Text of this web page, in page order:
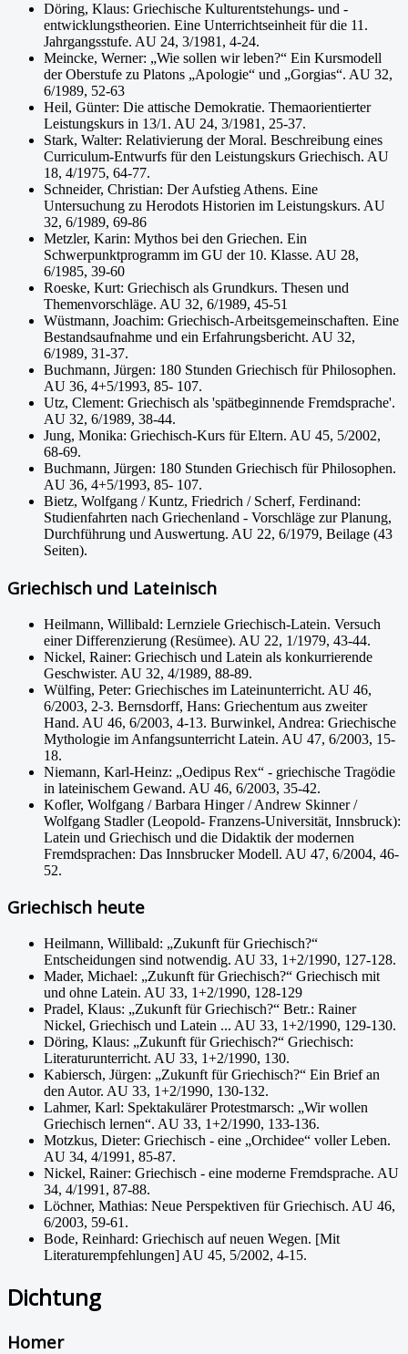
Döring, Klaus: Griechische Kulturentstehungs- und -
entwicklungstheorien. Eine Unterrichtseinheit für die 11.
Jahrgangsstufe. AU 24, 3/1981, 4-24.
Meincke, Werner: „Wie sollen wir leben?“ Ein Kursmodell
der Oberstufe zu Platons „Apologie“ und „Gorgias“. AU 32,
6/1989, 52-63
Heil, Günter: Die attische Demokratie. Themaorientierter
Leistungskurs in 13/1. AU 24, 3/1981, 25-37.
Stark, Walter: Relativierung der Moral. Beschreibung eines
Curriculum-Entwurfs für den Leistungskurs Griechisch. AU
18, 4/1975, 64-77.
Schneider, Christian: Der Aufstieg Athens. Eine
Untersuchung zu Herodots Historien im Leistungskurs. AU
32, 6/1989, 69-86
Metzler, Karin: Mythos bei den Griechen. Ein
Schwerpunktprogramm im GU der 10. Klasse. AU 28,
6/1985, 39-60
Roeske, Kurt: Griechisch als Grundkurs. Thesen und
Themenvorschläge. AU 32, 6/1989, 45-51
Wüstmann, Joachim: Griechisch-Arbeitsgemeinschaften. Eine
Bestandsaufnahme und ein Erfahrungsbericht. AU 32,
6/1989, 31-37.
Buchmann, Jürgen: 180 Stunden Griechisch für Philosophen.
AU 36, 4+5/1993, 85- 107.
Utz, Clement: Griechisch als 'spätbeginnende Fremdsprache'.
AU 32, 6/1989, 38-44.
Jung, Monika: Griechisch-Kurs für Eltern. AU 45, 5/2002,
68-69.
Buchmann, Jürgen: 180 Stunden Griechisch für Philosophen.
AU 36, 4+5/1993, 85- 107.
Bietz, Wolfgang / Kuntz, Friedrich / Scherf, Ferdinand:
Studienfahrten nach Griechenland - Vorschläge zur Planung,
Durchführung und Auswertung. AU 22, 6/1979, Beilage (43
Seiten).
Griechisch und Lateinisch
Heilmann, Willibald: Lernziele Griechisch-Latein. Versuch
einer Differenzierung (Resümee). AU 22, 1/1979, 43-44.
Nickel, Rainer: Griechisch und Latein als konkurrierende
Geschwister. AU 32, 4/1989, 88-89.
Wülfing, Peter: Griechisches im Lateinunterricht. AU 46,
6/2003, 2-3. Bernsdorff, Hans: Griechentum aus zweiter
Hand. AU 46, 6/2003, 4-13. Burwinkel, Andrea: Griechische
Mythologie im Anfangsunterricht Latein. AU 47, 6/2003, 15-
18.
Niemann, Karl-Heinz: „Oedipus Rex“ - griechische Tragödie
in lateinischem Gewand. AU 46, 6/2003, 35-42.
Kofler, Wolfgang / Barbara Hinger / Andrew Skinner /
Wolfgang Stadler (Leopold- Franzens-Universität, Innsbruck):
Latein und Griechisch und die Didaktik der modernen
Fremdsprachen: Das Innsbrucker Modell. AU 47, 6/2004, 46-
52.
Griechisch heute
Heilmann, Willibald: „Zukunft für Griechisch?“
Entscheidungen sind notwendig. AU 33, 1+2/1990, 127-128.
Mader, Michael: „Zukunft für Griechisch?“ Griechisch mit
und ohne Latein. AU 33, 1+2/1990, 128-129
Pradel, Klaus: „Zukunft für Griechisch?“ Betr.: Rainer
Nickel, Griechisch und Latein ... AU 33, 1+2/1990, 129-130.
Döring, Klaus: „Zukunft für Griechisch?“ Griechisch:
Literaturunterricht. AU 33, 1+2/1990, 130.
Kabiersch, Jürgen: „Zukunft für Griechisch?“ Ein Brief an
den Autor. AU 33, 1+2/1990, 130-132.
Lahmer, Karl: Spektakulärer Protestmarsch: „Wir wollen
Griechisch lernen“. AU 33, 1+2/1990, 133-136.
Motzkus, Dieter: Griechisch - eine „Orchidee“ voller Leben.
AU 34, 4/1991, 85-87.
Nickel, Rainer: Griechisch - eine moderne Fremdsprache. AU
34, 4/1991, 87-88.
Löchner, Mathias: Neue Perspektiven für Griechisch. AU 46,
6/2003, 59-61.
Bode, Reinhard: Griechisch auf neuen Wegen. [Mit
Literaturempfehlungen] AU 45, 5/2002, 4-15.
Dichtung
Homer